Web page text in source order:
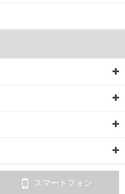
スマートフォン